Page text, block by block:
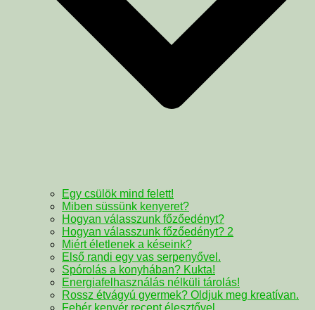
Egy csülök mind felett!
Miben süssünk kenyeret?
Hogyan válasszunk főzőedényt?
Hogyan válasszunk főzőedényt? 2
Miért életlenek a késeink?
Első randi egy vas serpenyővel.
Spórolás a konyhában? Kukta!
Energiafelhasználás nélküli tárolás!
Rossz étvágyú gyermek? Oldjuk meg kreatívan.
Fehér kenyér recept élesztővel.